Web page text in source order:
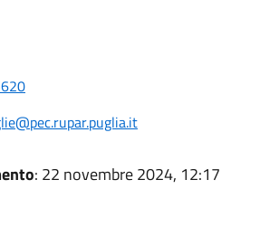
: 22 novembre 2024, 12:17